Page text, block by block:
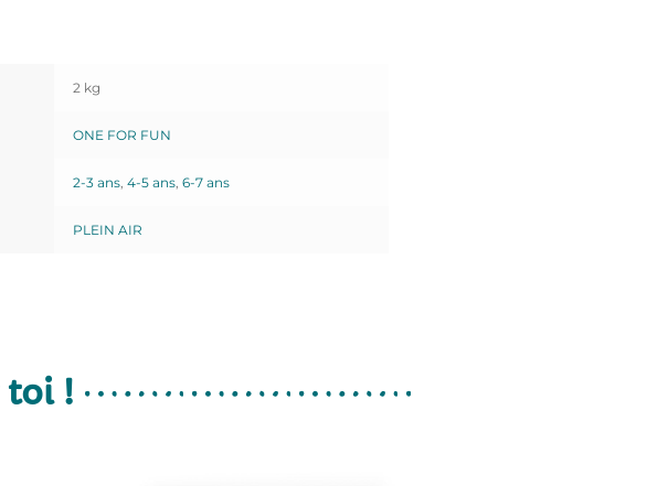
2 kg
ONE FOR FUN
2-3 ans, 4-5 ans, 6-7 ans
PLEIN AIR
toi !